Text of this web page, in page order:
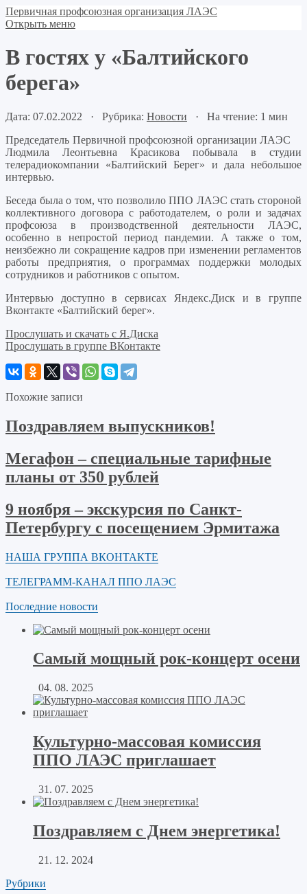
Первичная профсоюзная организация ЛАЭС
Открыть меню
В гостях у «Балтийского
берега»
Дата: 07.02.2022 · Рубрика: Новости · На чтение: 1 мин
Председатель Первичной профсоюзной организации ЛАЭС
Людмила Леонтьевна Красикова побывала в студии
телерадиокомпании «Балтийский Берег» и дала небольшое
интервью.
Беседа была о том, что позволило ППО ЛАЭС стать стороной
коллективного договора с работодателем, о роли и задачах
профсоюза в производственной деятельности ЛАЭС,
особенно в непростой период пандемии. А также о том,
неизбежно ли сокращение кадров при изменении регламентов
работы предприятия, о программах поддержки молодых
сотрудников и работников с опытом.
Интервью доступно в сервисах Яндекс.Диск и в группе
Вконтакте «Балтийский берег».
Прослушать и скачать с Я.Диска
Прослушать в группе ВКонтакте
Похожие записи
Поздравляем выпускников!
Мегафон – специальные тарифные
планы от 350 рублей
9 ноября – экскурсия по Санкт-
Петербургу с посещением Эрмитажа
НАША ГРУППА ВКОНТАКТЕ
ТЕЛЕГРАММ-КАНАЛ ППО ЛАЭС
Последние новости
Самый мощный рок-концерт осени
04. 08. 2025
Культурно-массовая комиссия
ППО ЛАЭС приглашает
31. 07. 2025
Поздравляем с Днем энергетика!
21. 12. 2024
Рубрики